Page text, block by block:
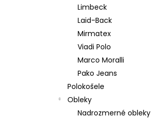
Limbeck
Laid-Back
Mirmatex
Viadi Polo
Marco Moralli
Pako Jeans
Polokošele
Obleky
Nadrozmerné obleky